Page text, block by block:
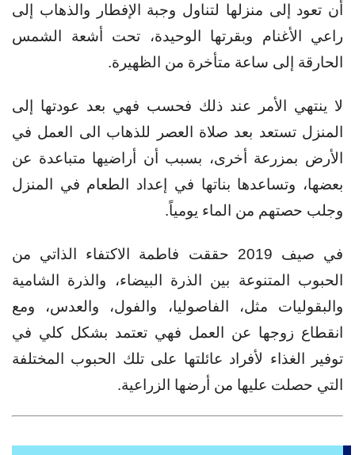
أن تعود إلى منزلها لتناول وجبة الإفطار والذهاب إلى
راعي الأغنام وبقرتها الوحيدة، تحت أشعة الشمس
الحارقة إلى ساعة متأخرة من الظهيرة.
لا ينتهي الأمر عند ذلك فحسب فهي بعد عودتها إلى
المنزل تستعد بعد صلاة العصر للذهاب الى العمل في
الأرض بمزرعة أخرى، بسبب أن أراضيها متباعدة عن
بعضها، وتساعدها بناتها في إعداد الطعام في المنزل
وجلب حصتهم من الماء يومياً.
في صيف 2019 حققت فاطمة الاكتفاء الذاتي من
الحبوب المتنوعة بين الذرة البيضاء، والذرة الشامية
والبقوليات مثل، الفاصوليا، والفول، والعدس، ومع
انقطاع زوجها عن العمل فهي تعتمد بشكل كلي في
توفير الغذاء لأفراد عائلتها على تلك الحبوب المختلفة
التي حصلت عليها من أرضها الزراعية.